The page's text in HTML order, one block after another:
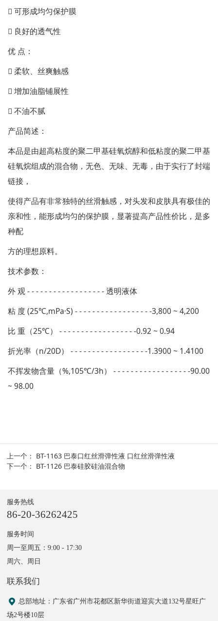
 可形成均匀保护膜
 良好的透气性
优 点：
 柔软、丝爽触感
 增加油脂铺展性
 不油不腻
产品简述：
本品是由超高粘度的聚二甲基硅氧烷醇和低粘度的聚二甲基
硅氧烷组成的混合物，无色、无味、无毒，由于实行了封端
链接，
使得产品有非常独特的丝滑触感，对头发和皮肤具有极佳的
亲和性，能形成均匀的保护膜，显著提高产品性价比，是多
种配
方的理想原料。
技术参数：
外 观 - - - - - - - - - - - - - - - - - - 透明液体
粘 度 (25℃,mPa·S) - - - - - - - - - - - - - - - - - -3,800 ~ 4,200
比 重（25℃） - - - - - - - - - - - - - - - - - -0.92 ~ 0.94
折光率（n/20D） - - - - - - - - - - - - - - - - - -1.3900 ~ 1.4100
不挥发物含量（%,105℃/3h） - - - - - - - - - - - - - - - - - -90.00
~ 98.00
上一个： BT-1163 巴泰口红丝滑弹性液 口红丝滑弹性液
下一个： BT-1126 巴泰硅胶硅油混合物
服务热线
86-20-36262425
服务时间
周一至周五：9:00 - 17:30
周六、周日
联系我们
总部地址 ：广东省广州市花都区新华街道迎宾大道132号星旺广
场2号楼10层